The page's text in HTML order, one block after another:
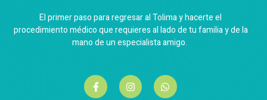
El primer paso para regresar al Tolima y hacerte el
procedimiento médico que requieres al lado de tu familia y de la
mano de un especialista amigo.